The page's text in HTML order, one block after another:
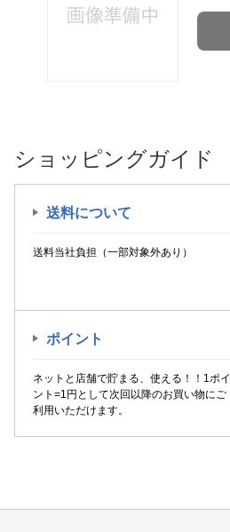
ショッピングガイド
送料について
送料当社負担（一部対象外あり）
ポイント
ネットと店舗で貯まる、使える！！1ポイ
ント=1円として次回以降のお買い物にご
利用いただけます。